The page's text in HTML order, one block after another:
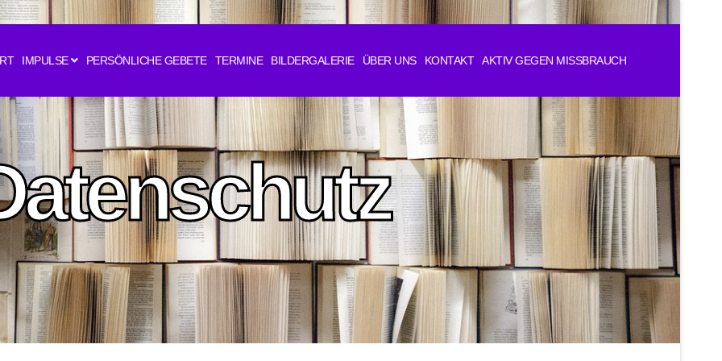
IMPULSE PERSÖNLICHE GEBETE TERMINE BILDERGALERIE ÜBER UNS KONTAKT AKTIV GEGEN MISSBRAUCH